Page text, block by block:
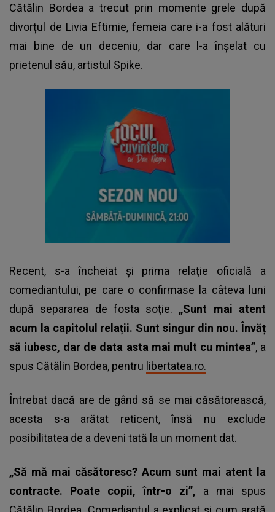
Cătălin Bordea a trecut prin momente grele după
divorțul de Livia Eftimie, femeia care i-a fost alături
mai bine de un deceniu, dar care l-a înșelat cu
prietenul său, artistul Spike.
Recent, s-a încheiat și prima relație oficială a
comediantului, pe care o confirmase la câteva luni
după separarea de fosta soție. „Sunt mai atent
acum la capitolul relații. Sunt singur din nou. Învăț
să iubesc, dar de data asta mai mult cu mintea”, a
spus Cătălin Bordea, pentru libertatea.ro.
Întrebat dacă are de gând să se mai căsătorească,
acesta s-a arătat reticent, însă nu exclude
posibilitatea de a deveni tată la un moment dat.
„Să mă mai căsătoresc? Acum sunt mai atent la
contracte. Poate copii, într-o zi”, a mai spus